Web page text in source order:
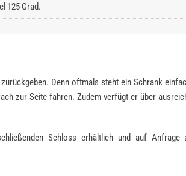
125 Grad.
Denn oftmals steht ein Schrank
zur Seite fahren. Zudem verfügt er über
Schloss erhältlich und auf Anfrage